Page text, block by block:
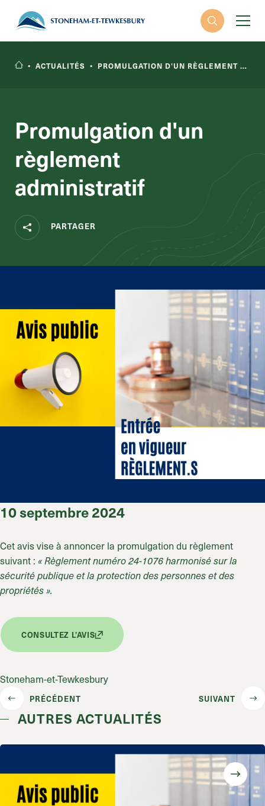
RECHERCHER
• ACTUALITÉS • PROMULGATION D'UN RÈGLEMENT ADMINISTRATIF
Promulgation d'un
règlement
administratif
PARTAGER
10 septembre 2024
Cet avis vise à annoncer la promulgation du règlement
suivant : « Règlement numéro 24-1076 harmonisé sur la
sécurité publique et la protection des personnes et des
propriétés ».
CONSULTEZ L'AVIS
Stoneham-et-Tewkesbury
PRÉCÉDENT SUIVANT
AUTRES ACTUALITÉS